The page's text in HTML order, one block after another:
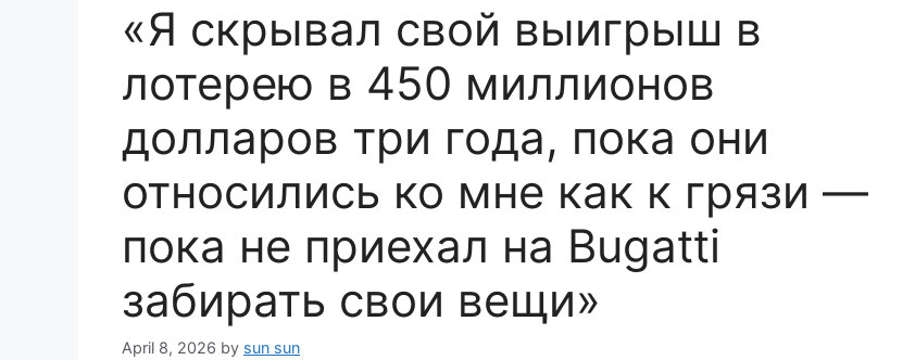
«Я скрывал свой выигрыш в
лотерею в 450 миллионов
долларов три года, пока они
относились ко мне как к грязи —
пока не приехал на Bugatti
забирать свои вещи»
April 8, 2026 by sun sun